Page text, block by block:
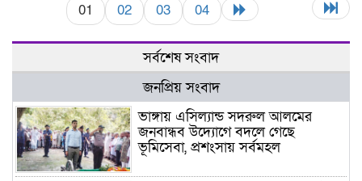
01 02 03 04
সর্বশেষ সংবাদ
জনপ্রিয় সংবাদ
ভাঙ্গায় এসিল্যান্ড সদরুল আলমের
জনবান্ধব উদ্যোগে বদলে গেছে
ভূমিসেবা, প্রশংসায় সর্বমহল